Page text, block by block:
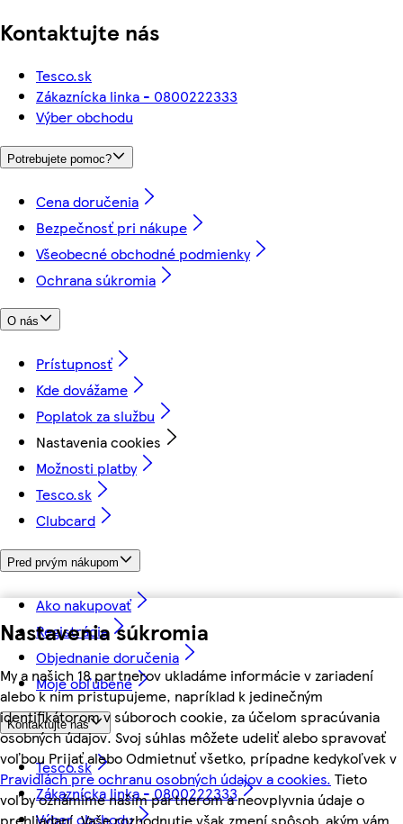
Nastavenia súkromia
My a našich 18 partnerov ukladáme informácie v zariadení
alebo k nim pristupujeme, napríklad k jedinečným
identifikátorom v súboroch cookie, za účelom spracúvania
osobných údajov. Svoj súhlas môžete udeliť alebo spravovať
voľbou Prijať alebo Odmietnuť všetko, prípadne kedykoľvek v
Pravidlách pre ochranu osobných údajov a cookies. Tieto
voľby oznámime našim partnerom a neovplyvnia údaje o
prehliadaní. Vaše rozhodnutie však zmení spôsob, akým vám
Kontaktujte nás
Tesco.sk
Zákaznícka linka - 0800222333
Výber obchodu
Potrebujete pomoc?
Cena doručenia
Bezpečnosť pri nákupe
Všeobecné obchodné podmienky
Ochrana súkromia
O nás
Prístupnosť
Kde dovážame
Poplatok za službu
Nastavenia cookies
Možnosti platby
Tesco.sk
Clubcard
Pred prvým nákupom
Ako nakupovať
Registrácia
Objednanie doručenia
Moje obľúbené
Kontaktujte nás
Tesco.sk
Zákaznícka linka - 0800222333
Výber obchodu